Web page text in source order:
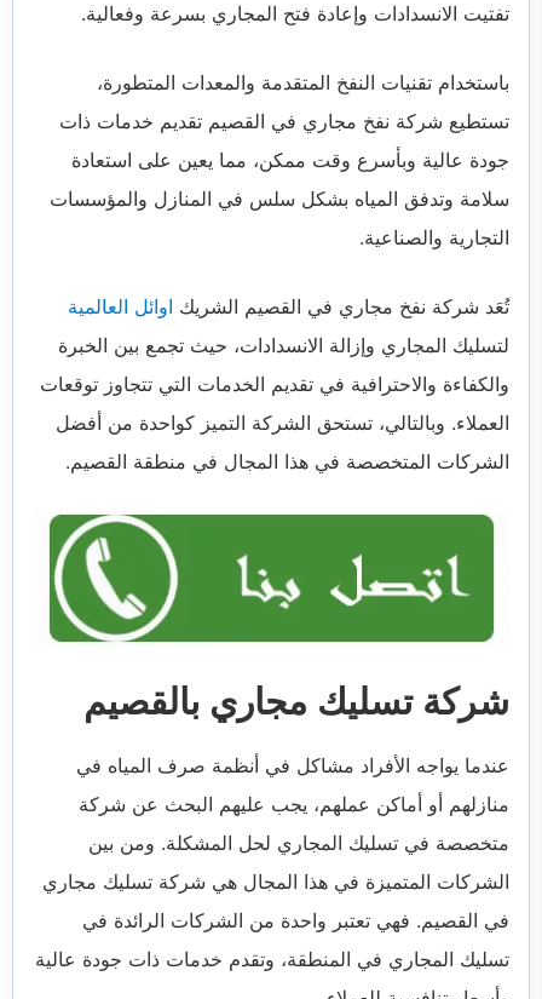
تفتيت الانسدادات وإعادة فتح المجاري بسرعة وفعالية.
باستخدام تقنيات النفخ المتقدمة والمعدات المتطورة،
تستطيع شركة نفخ مجاري في القصيم تقديم خدمات ذات
جودة عالية وبأسرع وقت ممكن، مما يعين على استعادة
سلامة وتدفق المياه بشكل سلس في المنازل والمؤسسات
التجارية والصناعية.
تُعَد شركة نفخ مجاري في القصيم الشريك اوائل العالمية
لتسليك المجاري وإزالة الانسدادات، حيث تجمع بين الخبرة
والكفاءة والاحترافية في تقديم الخدمات التي تتجاوز توقعات
العملاء. وبالتالي، تستحق الشركة التميز كواحدة من أفضل
الشركات المتخصصة في هذا المجال في منطقة القصيم.
شركة تسليك مجاري بالقصيم
عندما يواجه الأفراد مشاكل في أنظمة صرف المياه في
منازلهم أو أماكن عملهم، يجب عليهم البحث عن شركة
متخصصة في تسليك المجاري لحل المشكلة. ومن بين
الشركات المتميزة في هذا المجال هي شركة تسليك مجاري
في القصيم. فهي تعتبر واحدة من الشركات الرائدة في
تسليك المجاري في المنطقة، وتقدم خدمات ذات جودة عالية